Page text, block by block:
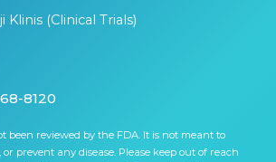
Klinis (Clinical Trials)
8120
been reviewed by the FDA. It is not meant to
prevent any disease. Please keep out of reach